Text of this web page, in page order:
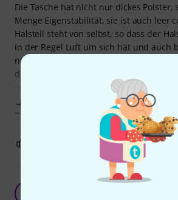
Die Tasche hat nicht nur dickes Polster,
Menge Eigenstabilität, sie ist auch leer
Halsteil steht von selbst, so dass der
in der Regel Luft um sich hat und auch
nicht seitwärts belastet wird. Soweit
die Tasche auch direkt beim Auspacken
geruchsneutral -- sie gehört
BEWERTUNG MELDEN
Celloversicherung